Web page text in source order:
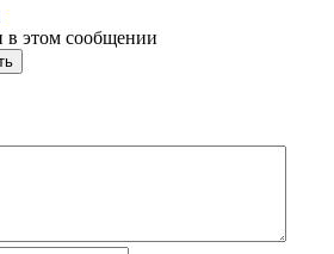
в этом сообщении